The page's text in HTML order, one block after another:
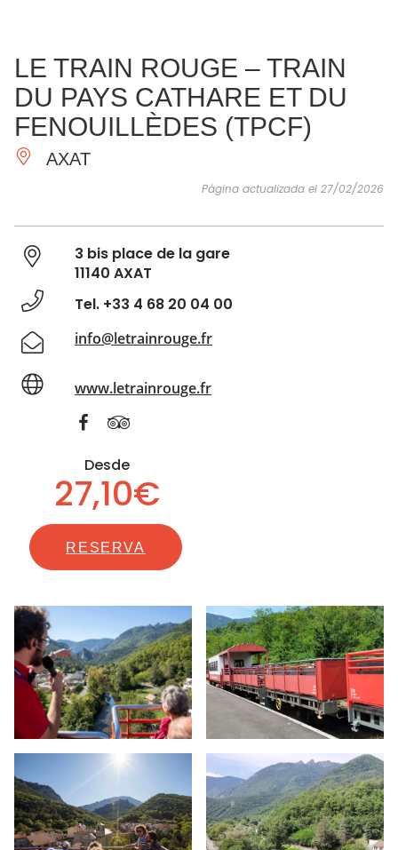
IMPRESCINDIBLES
HACER
INSPIRACIONES
LE TRAIN ROUGE – TRAIN
DU PAYS CATHARE ET DU
FENOUILLÈDES (TPCF)
AXAT
Página actualizada el 27/02/2026
3 bis place de la gare
11140 AXAT
Tel. +33 4 68 20 04 00
info@letrainrouge.fr
www.letrainrouge.fr
Desde
27,10€
RESERVA